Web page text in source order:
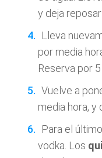
y deja
Lleva
por media
Reserva por
Vuelve a
media hora, y
Para el
vodka. Los